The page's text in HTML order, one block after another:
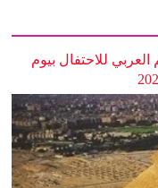
العربي للاحتفال بيوم